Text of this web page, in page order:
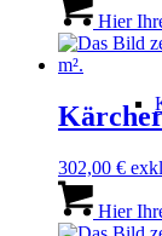
Hier
302,00 €
Hier